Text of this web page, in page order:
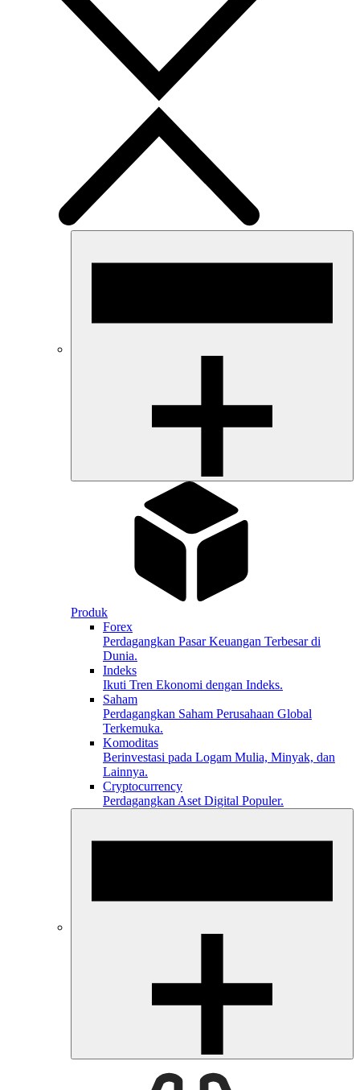
Produk
Forex
Perdagangkan Pasar Keuangan Terbesar di
Dunia.
Indeks
Ikuti Tren Ekonomi dengan Indeks.
Saham
Perdagangkan Saham Perusahaan Global
Terkemuka.
Komoditas
Berinvestasi pada Logam Mulia, Minyak, dan
Lainnya.
Cryptocurrency
Perdagangkan Aset Digital Populer.